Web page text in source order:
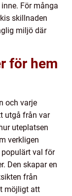
För många
skillnaden
miljö där
för hem
och varje
utgå från var
uteplatsen
verkligen
populärt val för
Den skapar en
från
möjligt att